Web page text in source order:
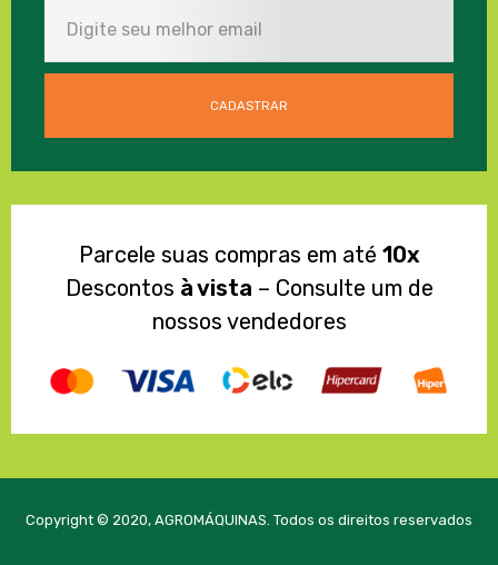
Parcele suas compras em até 10x
Descontos à vista – Consulte um de
nossos vendedores
Copyright © 2020, AGROMÁQUINAS. Todos os direitos reservados